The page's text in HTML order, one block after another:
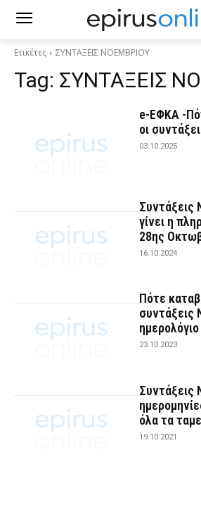
Ετικέτες ΣΥΝΤΑΞΕΙΣ ΝΟΕΜΒΡΙΟΥ
Tag: ΣΥΝΤΑΞΕΙΣ
e-ΕΦΚΑ -
οι
03.10.2025
Συντάξεις
γίνει η
28ης
16.10.2024
Πότε
συντάξεις
23.10.2023
Συντάξεις
όλα τα
19.10.2021